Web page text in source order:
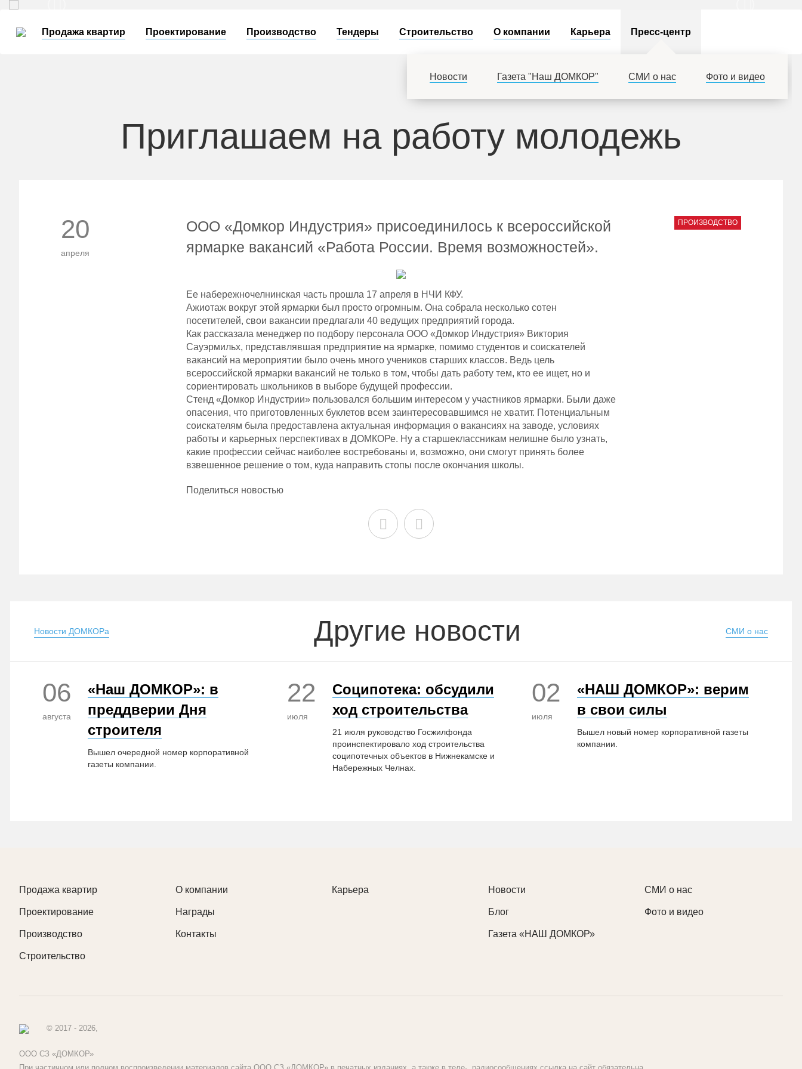
Продажа квартир Проектирование Производство Тендеры Строительство О компании Карьера Пресс-центр
Новости Газета "Наш ДОМКОР" СМИ о нас Фото и видео
Приглашаем на работу молодежь
20
апреля
ПРОИЗВОДСТВО
ООО «Домкор Индустрия» присоединилось к всероссийской
ярмарке вакансий «Работа России. Время возможностей».
Ее набережночелнинская часть прошла 17 апреля в НЧИ КФУ.
Ажиотаж вокруг этой ярмарки был просто огромным. Она собрала несколько сотен
посетителей, свои вакансии предлагали 40 ведущих предприятий города.
Как рассказала менеджер по подбору персонала ООО «Домкор Индустрия» Виктория
Сауэрмильх, представлявшая предприятие на ярмарке, помимо студентов и соискателей
вакансий на мероприятии было очень много учеников старших классов. Ведь цель
всероссийской ярмарки вакансий не только в том, чтобы дать работу тем, кто ее ищет, но и
сориентировать школьников в выборе будущей профессии.
Стенд «Домкор Индустрии» пользовался большим интересом у участников ярмарки. Были даже
опасения, что приготовленных буклетов всем заинтересовавшимся не хватит. Потенциальным
соискателям была предоставлена актуальная информация о вакансиях на заводе, условиях
работы и карьерных перспективах в ДОМКОРе. Ну а старшеклассникам нелишне было узнать,
какие профессии сейчас наиболее востребованы и, возможно, они смогут принять более
взвешенное решение о том, куда направить стопы после окончания школы.
Поделиться новостью
Новости ДОМКОРа Другие новости СМИ о нас
06
августа
«Наш ДОМКОР»: в
преддверии Дня
строителя
Вышел очередной номер корпоративной
газеты компании.
22
июля
Соципотека: обсудили
ход строительства
21 июля руководство Госжилфонда
проинспектировало ход строительства
соципотечных объектов в Нижнекамске и
Набережных Челнах.
02
июля
«НАШ ДОМКОР»: верим
в свои силы
Вышел новый номер корпоративной газеты
компании.
Продажа квартир
Проектирование
Производство
Строительство
О компании
Награды
Контакты
Карьера Новости
Блог
Газета «НАШ ДОМКОР»
СМИ о нас
Фото и видео
© 2017 - 2026,
ООО СЗ «ДОМКОР»